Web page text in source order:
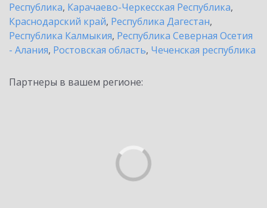
Республика, Карачаево-Черкесская Республика,
Краснодарский край, Республика Дагестан,
Республика Калмыкия, Республика Северная Осетия
- Алания, Ростовская область, Чеченская республика
Партнеры в вашем регионе: